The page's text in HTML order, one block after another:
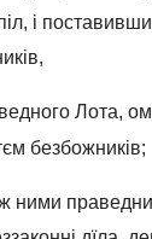
і
Лота,
безбожників;
ними